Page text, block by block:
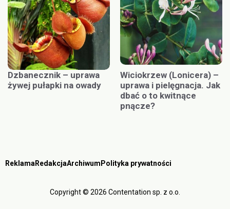
Dzbanecznik – uprawa
żywej pułapki na owady
Wiciokrzew (Lonicera) –
uprawa i pielęgnacja. Jak
dbać o to kwitnące
pnącze?
Reklama RedakcjaArchiwum Polityka prywatności
Copyright © 2026 Contentation sp. z o.o.